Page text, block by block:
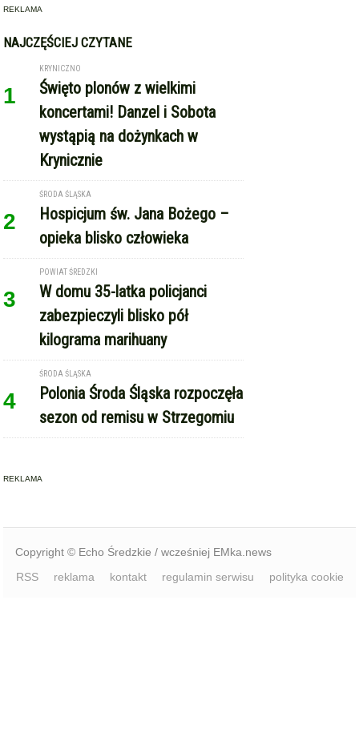
REKLAMA
NAJCZĘŚCIEJ CZYTANE
1
KRYNICZNO
Święto plonów z wielkimi
koncertami! Danzel i Sobota
wystąpią na dożynkach w
Krynicznie
2
ŚRODA ŚLĄSKA
Hospicjum św. Jana Bożego –
opieka blisko człowieka
3
POWIAT ŚREDZKI
W domu 35-latka policjanci
zabezpieczyli blisko pół
kilograma marihuany
4
ŚRODA ŚLĄSKA
Polonia Środa Śląska rozpoczęła
sezon od remisu w Strzegomiu
REKLAMA
Copyright © Echo Średzkie / wcześniej EMka.news
RSS
reklama kontakt regulamin serwisu polityka cookie